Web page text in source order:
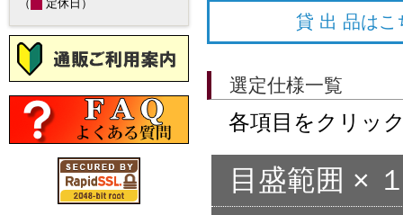
（
定休日）
貸 出 品はこ
選定仕様一覧
各項目をクリッ
目盛範囲 ×